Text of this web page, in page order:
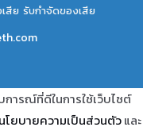
สีย รับกำจัดของเสีย
ารณ์ที่ดีในการใช้เว็บไซต์
นโยบายความเป็นส่วนตัวและ